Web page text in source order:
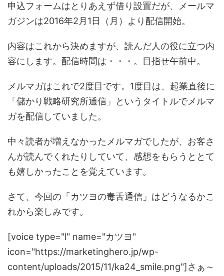
申込フォームはとりあえず借り設置だが、メールマ
ガジンは2016年2月1日（月）より配信開始。
内容はこれから決めますが、読んだ人の役に立つ内
容にします。配信時間は・・・。目指せ午前中。
メルマガはこれで2度目です。1度目は、起業直後に
「儲かり戦略研究所通信」というタイトルでメルマ
ガを配信していました。
中々読者が増えなかったメルマガでしたが、お客さ
んが読んでくれたりしていて、感想をもらうととて
も嬉しかったことを覚えています。
さて、今回の「カツヨの毒舌通信」はどうなるかこ
れから楽しみです。
[voice type="l" name="カツヨ"
icon="https://marketinghero.jp/wp-
content/uploads/2015/11/ka24_smile.png"]さぁ～